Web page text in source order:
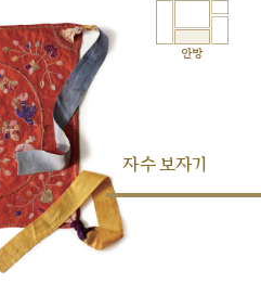
안방
자수 보자기